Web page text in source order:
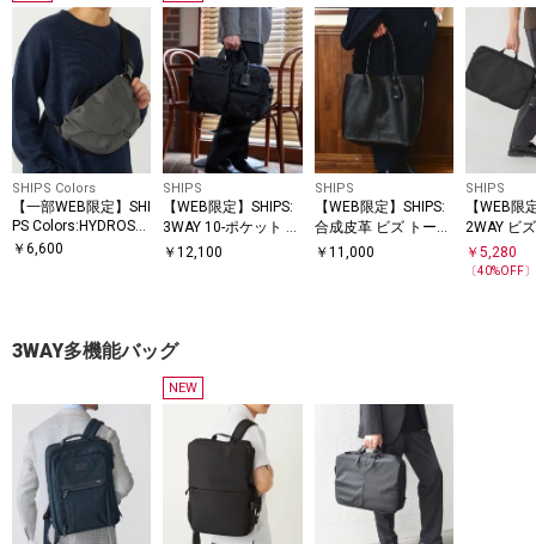
SHIPS Colors
【一部WEB限定】SHI
PS Colors:HYDROS
ラウンド ショルダー
￥ 6,600
SHIPS
【WEB限定】SHIPS:
3WAY 10-ポケット ビ
ズ ブリーフ バッグ
￥12,100
SHIPS
【WEB限定】SHIPS:
合成皮革 ビズ トート
バッグ (クラッチバッ
￥ 11,000
SHIPS
【WEB限
2WAY ビ
フケース
￥5,280
〔40%OFF〕
3WAY多機能バッグ
NEW